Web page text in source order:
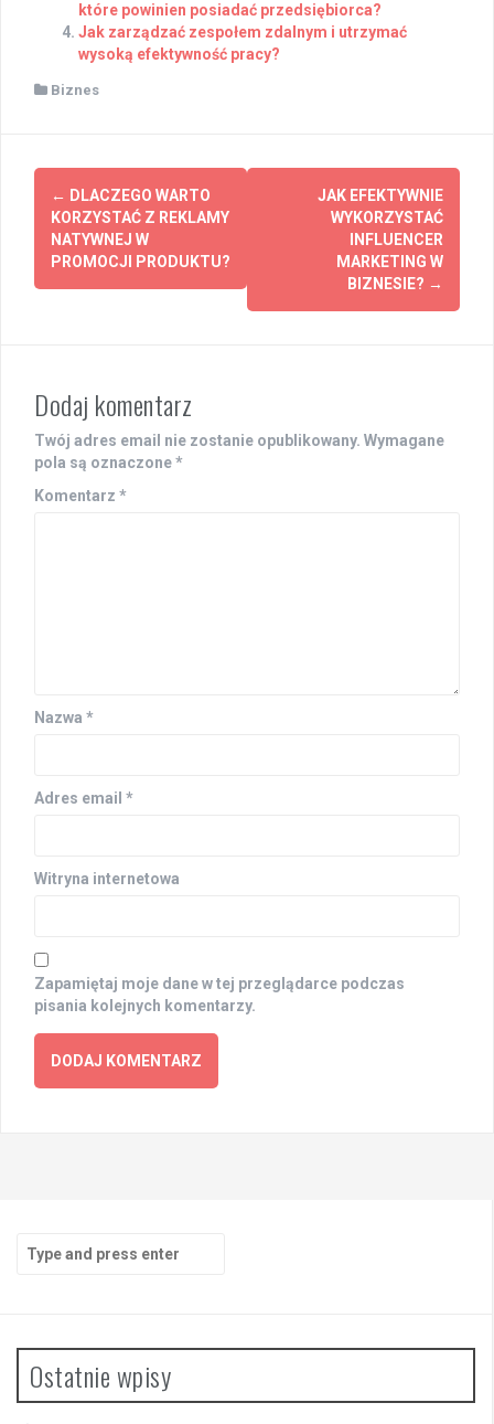
które powinien posiadać przedsiębiorca?
Jak zarządzać zespołem zdalnym i utrzymać
wysoką efektywność pracy?
Biznes
Post
navigation
← DLACZEGO WARTO
KORZYSTAĆ Z REKLAMY
NATYWNEJ W
PROMOCJI PRODUKTU?
JAK EFEKTYWNIE
WYKORZYSTAĆ
INFLUENCER
MARKETING W
BIZNESIE? →
Dodaj komentarz
Twój adres email nie zostanie opublikowany. Wymagane
pola są oznaczone*
Komentarz *
Nazwa *
Adres email *
Witryna internetowa
Zapamiętaj moje dane w tej przeglądarce podczas
pisania kolejnych komentarzy.
Search
for:
Ostatnie wpisy